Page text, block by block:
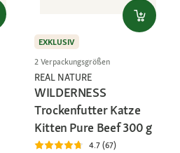
EXKLUSIV
2 Verpackungsgrößen
REAL NATURE
WILDERNESS
Trockenfutter Katze
Kitten Pure Beef 300 g
4.7 (67)